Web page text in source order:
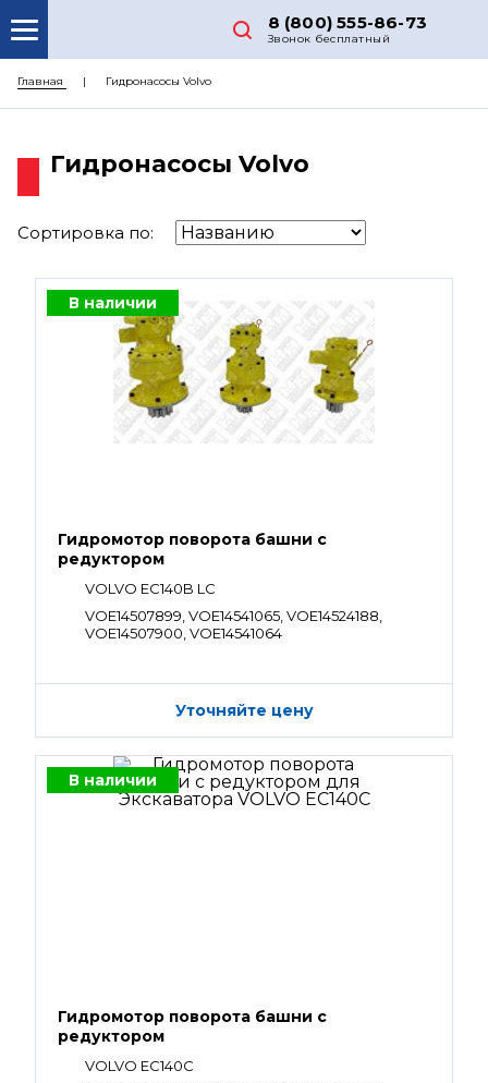
8 (800) 555-86-73
Звонок бесплатный
РЕМОНТ
ЦЕНЫ
КОНТАКТЫ
Главная Гидронасосы Volvo
Гидронасосы Volvo
Сортировка по:
В наличии
Гидромотор поворота башни с
редуктором
VOLVO EC140B LC
VOE14507899, VOE14541065, VOE14524188,
VOE14507900, VOE14541064
Уточняйте цену
В наличии
Гидромотор поворота башни с
редуктором
VOLVO EC140C